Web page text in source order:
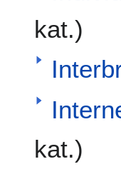
kat.)
kat.)